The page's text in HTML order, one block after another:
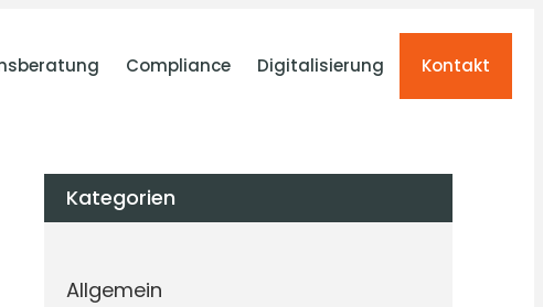
Compliance Digitalisierung Kontakt
Kategorien
Allgemein